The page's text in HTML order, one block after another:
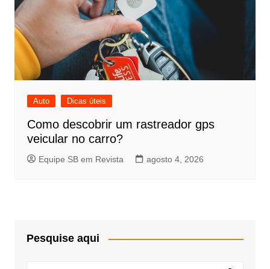
Auto Dicas úteis
Como descobrir um rastreador gps
veicular no carro?
Equipe SB em Revista agosto 4, 2026
Pesquise aqui